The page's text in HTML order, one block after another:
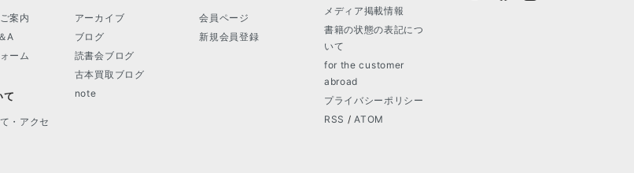
案内
A
ーム
て
・アクセ
アーカイブ
ブログ
読書会ブログ
古本買取ブログ
note
会員ページ
新規会員登録
メディア掲載情報
書籍の状態の表記につ
いて
for the customer
abroad
プライバシーポリシー
RSS /ATOM